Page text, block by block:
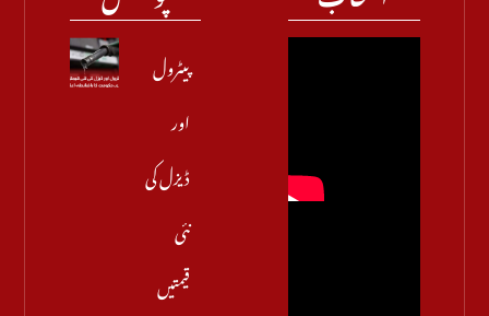
پیٹرول
اور
ڈیزل کی
نئی
قیمتیں